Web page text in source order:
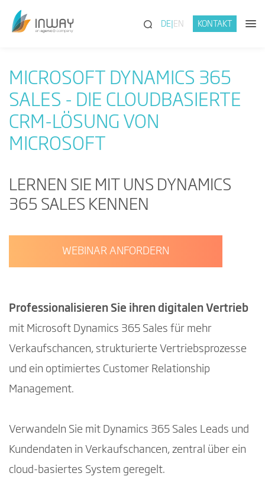
(SUCHE)
DE EN KONTAKT
MICROSOFT DYNAMICS 365
SALES - DIE CLOUDBASIERTE
CRM-LÖSUNG VON
MICROSOFT
LERNEN SIE MIT UNS DYNAMICS
365 SALES KENNEN
WEBINAR ANFORDERN
Professionalisieren Sie ihren digitalen Vertrieb
mit Microsoft Dynamics 365 Sales für mehr
Verkaufschancen, strukturierte Vertriebsprozesse
und ein optimiertes Customer Relationship
Management.
Verwandeln Sie mit Dynamics 365 Sales Leads und
Kundendaten in Verkaufschancen, zentral über ein
cloud-basiertes System geregelt.